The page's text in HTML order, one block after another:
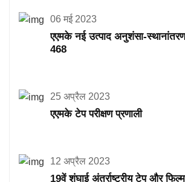
06 मई 2023
एएमके नई उत्पाद अनुशंसा-
468
25 अप्रैल 2023
एएमके टेप परीक्षण प्रणाली
12 अप्रैल 2023
19वें शंघाई अंतर्राष्ट्रीय टेप और